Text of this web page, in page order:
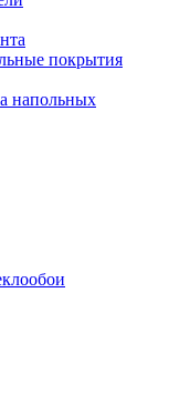
покрытия
напольных